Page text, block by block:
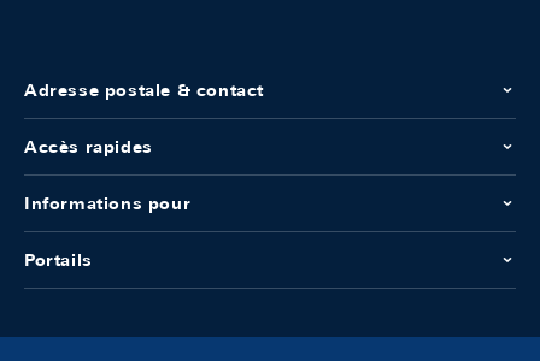
Adresse postale & contact
Accès rapides
Informations pour
Portails